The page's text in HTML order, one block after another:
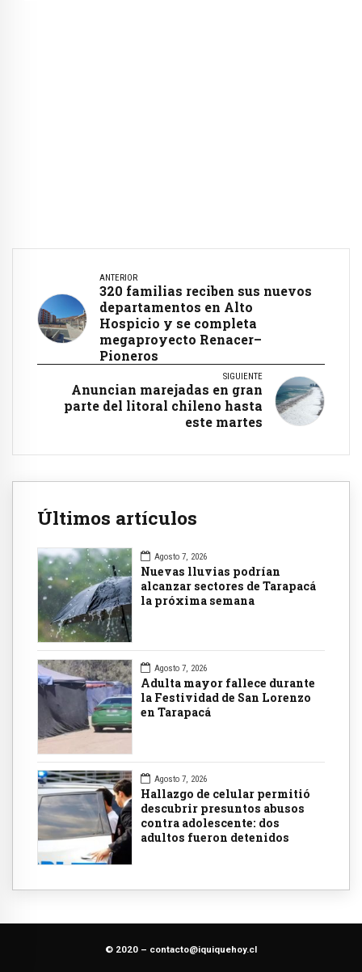
ANTERIOR
320 familias reciben sus nuevos
departamentos en Alto
Hospicio y se completa
megaproyecto Renacer–
Pioneros
SIGUIENTE
Anuncian marejadas en gran
parte del litoral chileno hasta
este martes
Últimos artículos
Agosto 7, 2026
Nuevas lluvias podrían
alcanzar sectores de Tarapacá
la próxima semana
Agosto 7, 2026
Adulta mayor fallece durante
la Festividad de San Lorenzo
en Tarapacá
Agosto 7, 2026
Hallazgo de celular permitió
descubrir presuntos abusos
contra adolescente: dos
adultos fueron detenidos
© 2020 – contacto@iquiquehoy.cl